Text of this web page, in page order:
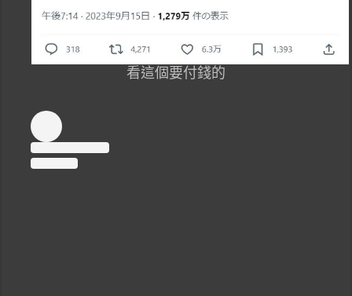
看這個要付錢的